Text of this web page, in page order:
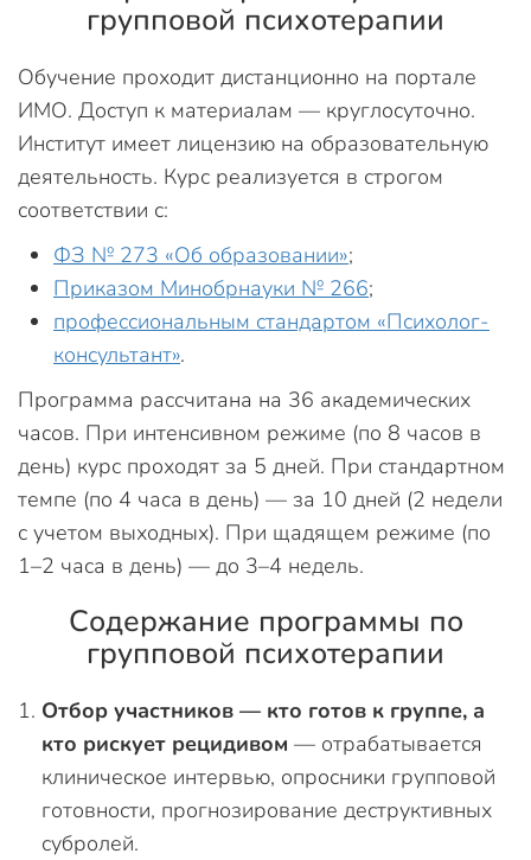
групповой психотерапии
Обучение проходит дистанционно на портале
ИМО. Доступ к материалам — круглосуточно.
Институт имеет лицензию на образовательную
деятельность. Курс реализуется в строгом
соответствии с:
ФЗ № 273 «Об образовании»;
Приказом Минобрнауки № 266;
профессиональным стандартом «Психолог-
консультант».
Программа рассчитана на 36 академических
часов. При интенсивном режиме (по 8 часов в
день) курс проходят за 5 дней. При стандартном
темпе (по 4 часа в день) — за 10 дней (2 недели
с учетом выходных). При щадящем режиме (по
1–2 часа в день) — до 3–4 недель.
Содержание программы по
групповой психотерапии
Отбор участников — кто готов к группе, а
кто рискует рецидивом — отрабатывается
клиническое интервью, опросники групповой
готовности, прогнозирование деструктивных
субролей.